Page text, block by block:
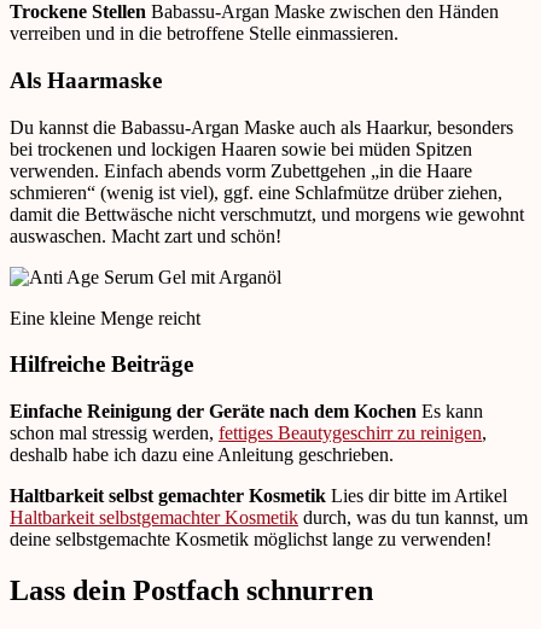
Trockene Stellen Babassu-Argan Maske zwischen den Händen
verreiben und in die betroffene Stelle einmassieren.
Als Haarmaske
Du kannst die Babassu-Argan Maske auch als Haarkur, besonders
bei trockenen und lockigen Haaren sowie bei müden Spitzen
verwenden. Einfach abends vorm Zubettgehen „in die Haare
schmieren“ (wenig ist viel), ggf. eine Schlafmütze drüber ziehen,
damit die Bettwäsche nicht verschmutzt, und morgens wie gewohnt
auswaschen. Macht zart und schön!
Eine kleine Menge reicht
Hilfreiche Beiträge
Einfache Reinigung der Geräte nach dem Kochen Es kann
schon mal stressig werden, fettiges Beautygeschirr zu reinigen,
deshalb habe ich dazu eine Anleitung geschrieben.
Haltbarkeit selbst gemachter Kosmetik Lies dir bitte im Artikel
Haltbarkeit selbstgemachter Kosmetik durch, was du tun kannst, um
deine selbstgemachte Kosmetik möglichst lange zu verwenden!
Lass dein Postfach schnurren